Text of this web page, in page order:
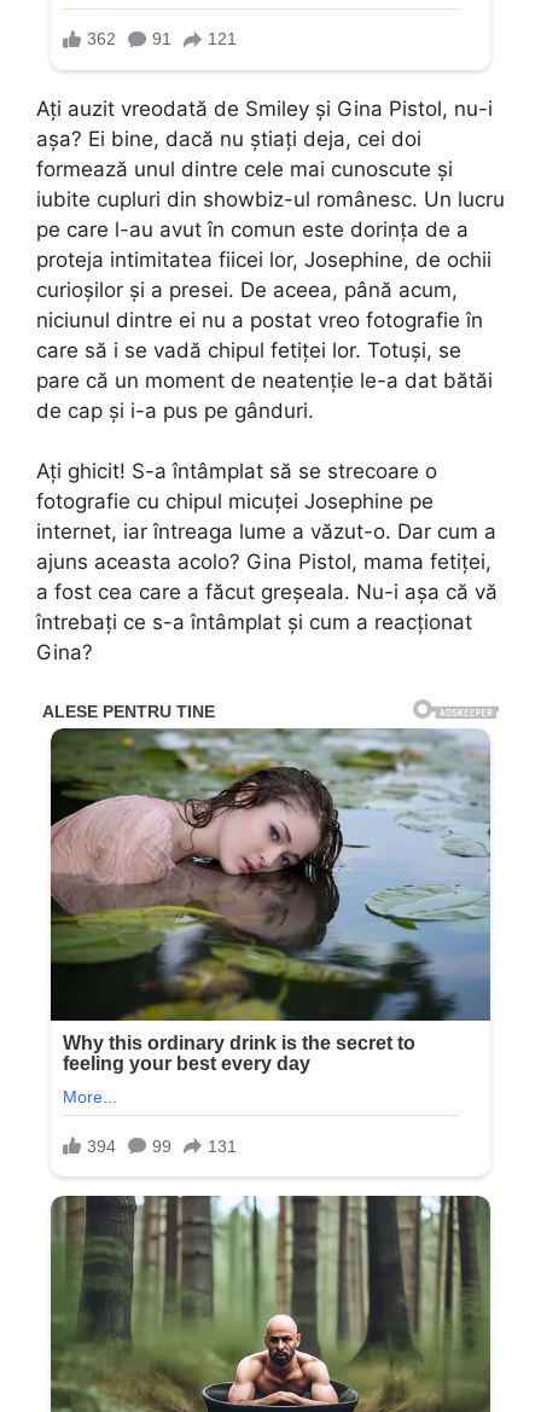
Ați auzit vreodată de Smiley și Gina Pistol, nu-i
așa? Ei bine, dacă nu știați deja, cei doi
formează unul dintre cele mai cunoscute și
iubite cupluri din showbiz-ul românesc. Un lucru
pe care l-au avut în comun este dorința de a
proteja intimitatea fiicei lor, Josephine, de ochii
curioșilor și a presei. De aceea, până acum,
niciunul dintre ei nu a postat vreo fotografie în
care să i se vadă chipul fetiței lor. Totuși, se
pare că un moment de neatenție le-a dat bătăi
de cap și i-a pus pe gânduri.
Ați ghicit! S-a întâmplat să se strecoare o
fotografie cu chipul micuței Josephine pe
internet, iar întreaga lume a văzut-o. Dar cum a
ajuns aceasta acolo? Gina Pistol, mama fetiței,
a fost cea care a făcut greșeala. Nu-i așa că vă
întrebați ce s-a întâmplat și cum a reacționat
Gina?